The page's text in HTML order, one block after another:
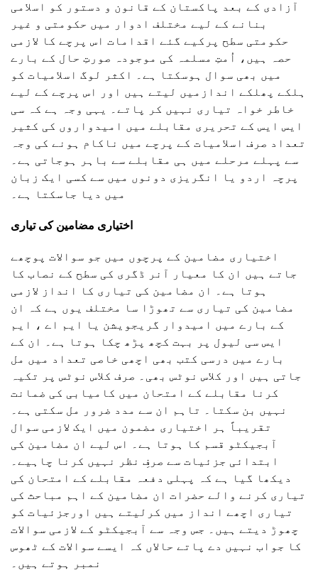
آزادی کے بعد پاکستان کے قانون و دستور کو اسلامی
بنانے کے لیے مختلف ادوار میں حکومتی و غیر
حکومتی سطح پرکیے گئے اقدامات اس پرچے کا لازمی
حصہ ہیں، اُمتِ مسلمہ کی موجودہ صورتِ حال کے بارے
میں بھی سوال ہوسکتا ہے۔ اکثر لوگ اسلامیات کو
ہلکے پھلکے اندازمیں لیتے ہیں اور اس پرچے کے لیے
خاطر خواہ تیاری نہیں کر پاتے۔ یہی وجہ ہے کہ سی
ایس ایس کے تحریری مقابلے میں امیدواروں کی کثیر
تعداد صرف اسلامیات کے پرچے میں ناکام ہونے کی وجہ
سے پہلے مرحلے میں ہی مقابلے سے باہر ہوجاتی ہے۔
پرچہ اردو یا انگریزی دونوں میں سے کسی ایک زبان
میں دیا جاسکتا ہے۔
اختیاری مضامین کی تیاری
اختیاری مضامین کے پرچوں میں جو سوالات پوچھے
جاتے ہیں ان کا معیار آنر ڈگری کی سطح کے نصاب کا
ہوتا ہے۔ ان مضامین کی تیاری کا انداز لازمی
مضامین کی تیاری سے تھوڑا سا مختلف یوں ہے کہ ان
کے بارے میں امیدوار گریجویشن یا ایم اے ، ایم
ایس سی لیول پر بہت کچھ پڑھ چکا ہوتا ہے۔ ان کے
بارے میں درسی کتب بھی اچھی خاصی تعداد میں مل
جاتی ہیں اور کلاس نوٹس بھی۔ صرف کلاس نوٹس پر تکیہ
کرنا مقابلے کے امتحان میں کامیابی کی ضمانت
نہیں بن سکتا۔ تاہم ان سے مدد ضرور مل سکتی ہے۔
تقریباً ہر اختیاری مضمون میں ایک لازمی سوال
آبجیکٹو قسم کا ہوتا ہے۔ اس لیے ان مضامین کی
ابتدائی جزئیات سے صرفِ نظر نہیں کرنا چاہیے۔
دیکھا گیا ہے کہ پہلی دفعہ مقابلے کے امتحان کی
تیاری کرنے والے حضرات ان مضامین کے اہم مباحث کی
تیاری اچھے انداز میں کرلیتے ہیں اورجزئیات کو
چھوڑ دیتے ہیں۔ جس وجہ سے آبجیکٹو کے لازمی سوالات
کا جواب نہیں دے پاتے حالاں کہ ایسے سوالات کے ٹھوس
نمبر ہوتے ہیں۔